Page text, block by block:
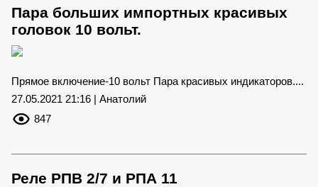
Пара больших импортных красивых
головок 10 вольт.
Прямое включение-10 вольт Пара красивых индикаторов....
27.05.2021 21:16 | Анатолий
847
Реле РПВ 2/7 и РПА 11